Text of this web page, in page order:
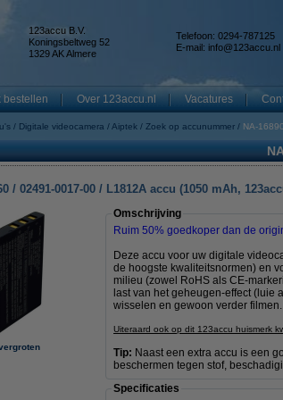
123accu B.V.
Koningsbeltweg 52
1329 AK Almere
Telefoon: 0294-787125
E-mail: info@123accu.nl
bestellen Over 123accu.nl Vacatures
Digitale videocamera Aiptek Zoek op accunummer NA-
/ 02491-0017-00 / L1812A accu (1050 mAh,
Omschrijving
Ruim 50% goedkoper dan de
Deze accu voor uw digitale
de hoogste kwaliteitsnormen) en
milieu (zowel RoHS als CE-
last van het geheugen-effect (luie
wisselen en gewoon verder filmen.
Uiteraard ook op dit 123accu huismerk
Tip: Naast een extra accu is een
beschermen tegen stof,
Specificaties